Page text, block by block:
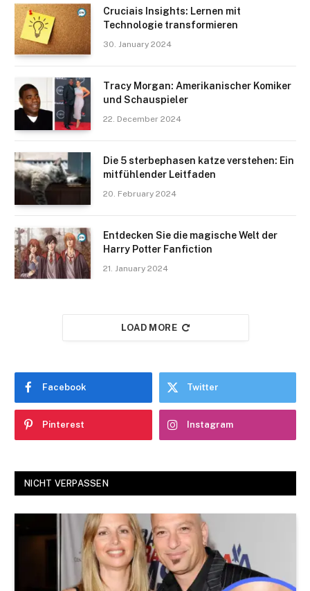
Cruciais Insights: Lernen mit
Technologie transformieren
30. January 2024
Tracy Morgan: Amerikanischer Komiker
und Schauspieler
22. December 2024
Die 5 sterbephasen katze verstehen: Ein
mitfühlender Leitfaden
20. February 2024
Entdecken Sie die magische Welt der
Harry Potter Fanfiction
21. January 2024
LOAD MORE
Facebook Twitter
Pinterest Instagram
NICHT VERPASSEN